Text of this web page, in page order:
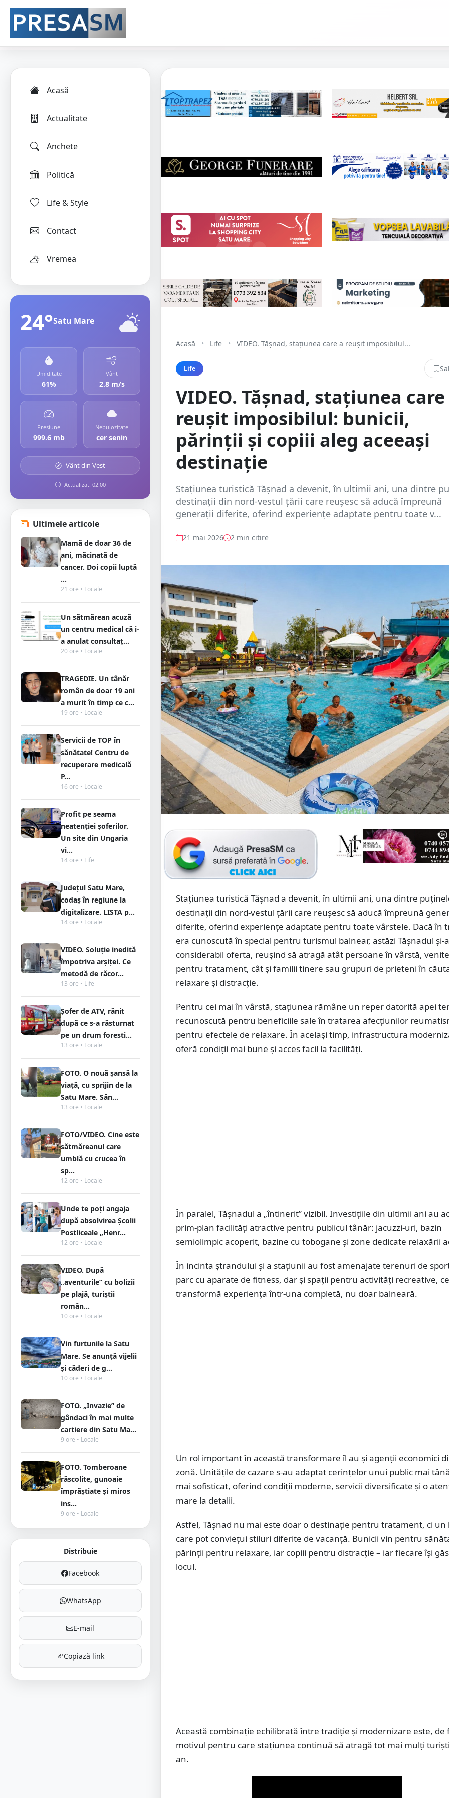
Acasă
Actualitate
Anchete
Politică
Life & Style
Contact
Vremea
24°Satu Mare
Umiditate
61%
Vânt
2.8 m/s
Presiune
999.6 mb
Nebulozitate
cer senin
Vânt din Vest
Actualizat: 02:00
Ultimele articole
Mamă de doar 36 de
ani, măcinată de
cancer. Doi copii luptă
...
21 ore • Locale
Un sătmărean acuză
un centru medical că i-
a anulat consultaț...
20 ore • Locale
TRAGEDIE. Un tânăr
român de doar 19 ani
a murit în timp ce c...
19 ore • Locale
Servicii de TOP în
sănătate! Centru de
recuperare medicală
P...
16 ore • Locale
Profit pe seama
neatenției șoferilor.
Un site din Ungaria
vi...
14 ore • Life
Județul Satu Mare,
codaș în regiune la
digitalizare. LISTA p...
14 ore • Locale
VIDEO. Soluție inedită
împotriva arșiței. Ce
metodă de răcor...
13 ore • Life
Șofer de ATV, rănit
după ce s-a răsturnat
pe un drum foresti...
13 ore • Locale
FOTO. O nouă șansă la
viață, cu sprijin de la
Satu Mare. Sân...
13 ore • Locale
FOTO/VIDEO. Cine este
sătmăreanul care
umblă cu crucea în
sp...
12 ore • Locale
Unde te poți angaja
după absolvirea Școlii
Postliceale „Henr...
12 ore • Locale
VIDEO. După
„aventurile” cu bolizii
pe plajă, turiștii
român...
10 ore • Locale
Vin furtunile la Satu
Mare. Se anunță vijelii
și căderi de g...
10 ore • Locale
FOTO. „Invazie” de
gândaci în mai multe
cartiere din Satu Ma...
9 ore • Locale
FOTO. Tomberoane
răscolite, gunoaie
împrăștiate și miros
ins...
9 ore • Locale
Distribuie
Facebook
WhatsApp
E-mail
Copiază link
Acasă • Life • VIDEO. Tășnad, stațiunea care a reușit imposibilul...
Life
VIDEO. Tășnad, stațiunea
reușit imposibilul: bunicii,
părinții și copiii aleg aceeași
destinație
Stațiunea turistică Tășnad a devenit, în ultimii ani, una dintre
destinații din nord-vestul țării care reușesc să aducă împreună
generații diferite, oferind experiențe adaptate pentru toate v...
21 mai 2026 2 min citire
Stațiunea turistică Tășnad a devenit, în ultimii ani, una dintre
destinații din nord-vestul țării care reușesc să aducă împreună
diferite, oferind experiențe adaptate pentru toate vârstele. Dacă în
era cunoscută în special pentru turismul balnear, astăzi Tășnadul și-
considerabil oferta, reușind să atragă atât persoane în vârstă, venite
pentru tratament, cât și familii tinere sau grupuri de prieteni în
relaxare și distracție.
Pentru cei mai în vârstă, stațiunea rămâne un reper datorită apei
recunoscută pentru beneficiile sale în tratarea afecțiunilor
pentru efectele de relaxare. În același timp, infrastructura
oferă condiții mai bune și acces facil la facilități.
În paralel, Tășnadul a „întinerit” vizibil. Investițiile din ultimii ani au
prim-plan facilități atractive pentru publicul tânăr: jacuzzi-uri, bazin
semiolimpic acoperit, bazine cu tobogane și zone dedicate relaxării
În incinta ștrandului și a stațiunii au fost amenajate terenuri de
parc cu aparate de fitness, dar și spații pentru activități recreative,
transformă experiența într-una completă, nu doar balneară.
Un rol important în această transformare îl au și agenții economici
zonă. Unitățile de cazare s-au adaptat cerințelor unui public mai
mai sofisticat, oferind condiții moderne, servicii diversificate și o
mare la detalii.
Astfel, Tășnad nu mai este doar o destinație pentru tratament, ci un
care pot conviețui stiluri diferite de vacanță. Bunicii vin pentru
părinții pentru relaxare, iar copiii pentru distracție – iar fiecare își
locul.
Această combinație echilibrată între tradiție și modernizare este, de
motivul pentru care stațiunea continuă să atragă tot mai mulți
an.